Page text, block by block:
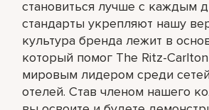
становиться лучше с каждым
стандарты укрепляют нашу
культура бренда лежит в
который помог The Ritz-Carlton
мировым лидером среди
отелей. Став членом нашего